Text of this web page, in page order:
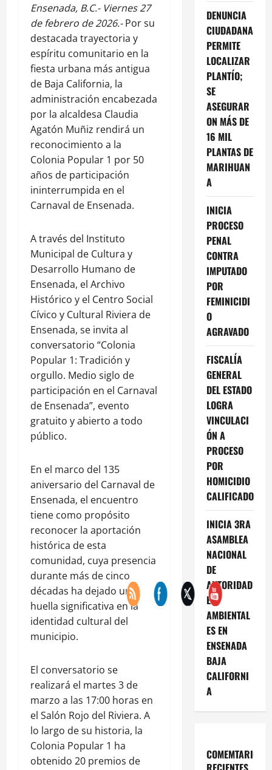
Ensenada, B.C.- Viernes 27
de febrero de 2026.-Por su
destacada trayectoria y
espíritu comunitario en la
fiesta urbana más antigua
de Baja California, la
administración encabezada
por la alcaldesa Claudia
Agatón Muñiz rendirá un
reconocimiento a la
Colonia Popular 1 por 50
años de participación
ininterrumpida en el
Carnaval de Ensenada.
A través del Instituto
Municipal de Cultura y
Desarrollo Humano de
Ensenada, el Archivo
Histórico y el Centro Social
Cívico y Cultural Riviera de
Ensenada, se invita al
conversatorio “Colonia
Popular 1: Tradición y
orgullo. Medio siglo de
participación en el Carnaval
de Ensenada”, evento
gratuito y abierto a todo
público.
En el marco del 135
aniversario del Carnaval de
Ensenada, el encuentro
tiene como propósito
reconocer la aportación
histórica de esta
comunidad, cuya presencia
durante más de cinco
décadas ha dejado una
huella significativa en la
identidad cultural del
municipio.
El conversatorio se
realizará el martes 3 de
marzo a las 17:00 horas en
el Salón Rojo del Riviera. A
lo largo de su historia, la
Colonia Popular 1 ha
obtenido 20 premios de
DENUNCIA
CIUDADANA
PERMITE
LOCALIZAR
PLANTÍO;
SE
ASEGURAR
ON MÁS DE
16 MIL
PLANTAS DE
MARIHUAN
A
INICIA
PROCESO
PENAL
CONTRA
IMPUTADO
POR
FEMINICIDI
O
AGRAVADO
FISCALÍA
GENERAL
DEL ESTADO
LOGRA
VINCULACI
ÓN A
PROCESO
POR
HOMICIDIO
CALIFICADO
INICIA 3RA
ASAMBLEA
NACIONAL
DE
AUTORIDAD
ES
AMBIENTAL
ES EN
ENSENADA
BAJA
CALIFORNI
A
COMEMTARIOS